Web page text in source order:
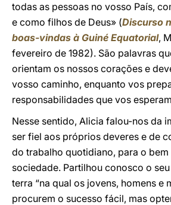
todas as pessoas no vosso País,
e como filhos de Deus» (Discurso
boas-vindas à Guiné Equatorial,
fevereiro de 1982). São palavras
orientam os nossos corações e
vosso caminho, enquanto vos
responsabilidades que vos
Nesse sentido, Alicia falou-nos da
ser fiel aos próprios deveres e de
do trabalho quotidiano, para o bem
sociedade. Partilhou conosco o
terra “na qual os jovens, homens e
procurem o sucesso fácil, mas